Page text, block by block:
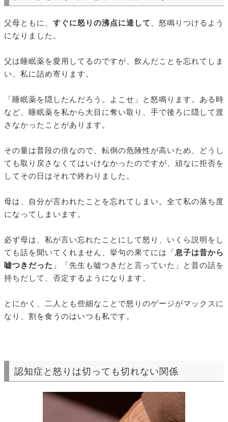
父母ともに、 すぐに怒りの沸点に達して
、怒鳴りつけるよう
になりました。
父は睡眠薬を愛用してるのですが、飲んだことを忘れてしま
い、私に詰め寄ります。
「睡眠薬を隠したんだろう。よこせ」と怒鳴ります。ある時
など、睡眠薬を私から大目に奪い取り、手で後ろに隠して渡
さなかったことがあります。
その量は普段の倍なので、転倒の危険性が高いため、どうし
ても取り戻さなくてはいけなかったのですが、頑なに拒否を
してその日はそれで終わりました。
母は、自分が言われたことを忘れてしまい。全て私の落ち度
になってしまいます。
必ず母は、私が言い忘れたことにして怒り、いくら説明をし
ても話を聞いてくれません、挙句の果てには「息子は昔から
嘘つきだった 」「先生も嘘つきだと言っていた」と昔の話を
持ちだして、否定するようになります。
とにかく、二人とも些細なことで怒りのゲージがマックスに
なり、割を食うのはいつも私です。
認知症と怒りは切っても切れない関係